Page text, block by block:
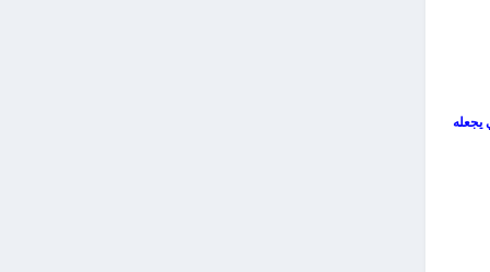
يجعله